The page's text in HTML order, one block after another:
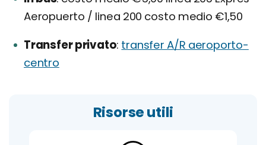
Aeropuerto / linea 200 costo medio €1,50
Transfer privato transfer A/R aeroporto-
centro
Risorse utili